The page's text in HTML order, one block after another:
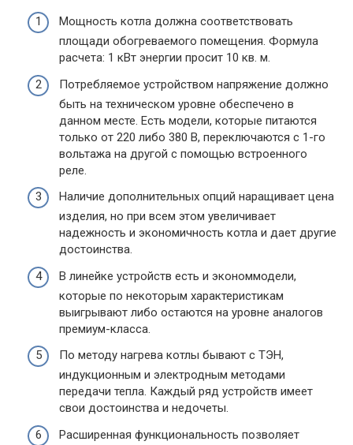
Мощность котла должна соответствовать
площади обогреваемого помещения. Формула
расчета: 1 кВт энергии просит 10 кв. м.
Потребляемое устройством напряжение должно
быть на техническом уровне обеспечено в
данном месте. Есть модели, которые питаются
только от 220 либо 380 В, переключаются с 1-го
вольтажа на другой с помощью встроенного
реле.
Наличие дополнительных опций наращивает цена
изделия, но при всем этом увеличивает
надежность и экономичность котла и дает другие
достоинства.
В линейке устройств есть и экономмодели,
которые по некоторым характеристикам
выигрывают либо остаются на уровне аналогов
премиум-класса.
По методу нагрева котлы бывают с ТЭН,
индукционным и электродным методами
передачи тепла. Каждый ряд устройств имеет
свои достоинства и недочеты.
Расширенная функциональность позволяет